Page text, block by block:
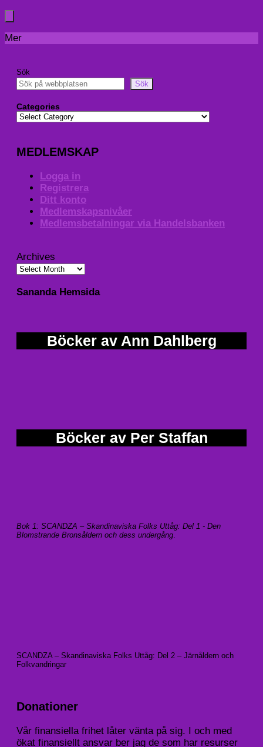
Mer
Sök
Sök
Categories
MEDLEMSKAP
Logga in
Registrera
Ditt konto
Medlemskapsnivåer
Medlemsbetalningar via Handelsbanken
Archives
Sananda Hemsida
Böcker av Ann Dahlberg
Böcker av Per Staffan
Bok 1: SCANDZA – Skandinaviska Folks Uttåg: Del 1 - Den
Blomstrande Bronsåldern och dess undergång.
SCANDZA – Skandinaviska Folks Uttåg: Del 2 – Järnåldern och
Folkvandringar
Donationer
Vår finansiella frihet låter vänta på sig. I och med
ökat finansiellt ansvar ber jag de som har resurser